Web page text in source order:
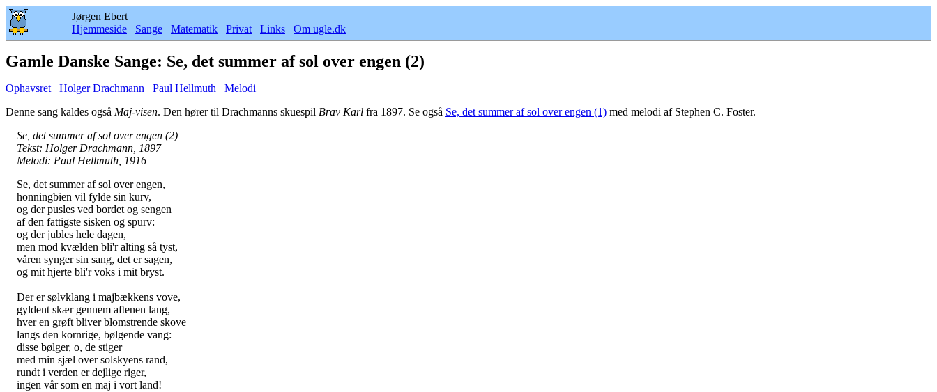
Jørgen Ebert
Hjemmeside
Sange Matematik Privat Links Om ugle.dk
Gamle Danske Sange: Se, det summer af sol over engen (2)
Ophavsret Holger Drachmann Paul Hellmuth
Melodi
Denne sang kaldes også Maj-visen. Den hører til Drachmanns skuespil Brav Karl fra 1897. Se også Se, det summer af sol over engen (1) med melodi af Stephen C. Foster.
Se, det summer af sol over engen (2)
Tekst: Holger Drachmann, 1897
Melodi: Paul Hellmuth, 1916
Se, det summer af sol over engen,
honningbien vil fylde sin kurv,
og der pusles ved bordet og sengen
af den fattigste sisken og spurv:
og der jubles hele dagen,
men mod kvælden bli'r alting så tyst,
våren synger sin sang, det er sagen,
og mit hjerte bli'r voks i mit bryst.
Der er sølvklang i majbækkens vove,
gyldent skær gennem aftenen lang,
hver en grøft bliver blomstrende skove
langs den kornrige, bølgende vang:
disse bølger, o, de stiger
med min sjæl over solskyens rand,
rundt i verden er dejlige riger,
ingen vår som en maj i vort land!